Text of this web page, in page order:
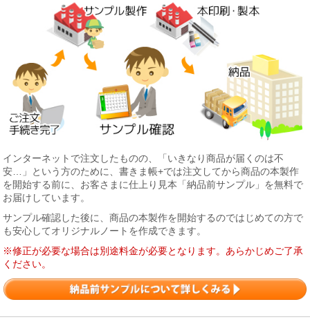
インターネットで注文したものの、「いきなり商品が届くのは不
安…」という方のために、書きま帳+では注文してから商品の本製作
を開始する前に、お客さまに仕上り見本「納品前サンプル」を無料で
お届けしています。
サンプル確認した後に、商品の本製作を開始するのではじめての方で
も安心してオリジナルノートを作成できます。
※修正が必要な場合は別途料金が必要となります。あらかじめご了承
ください。